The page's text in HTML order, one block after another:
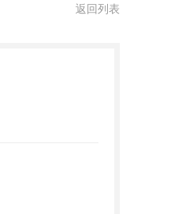
返回列表